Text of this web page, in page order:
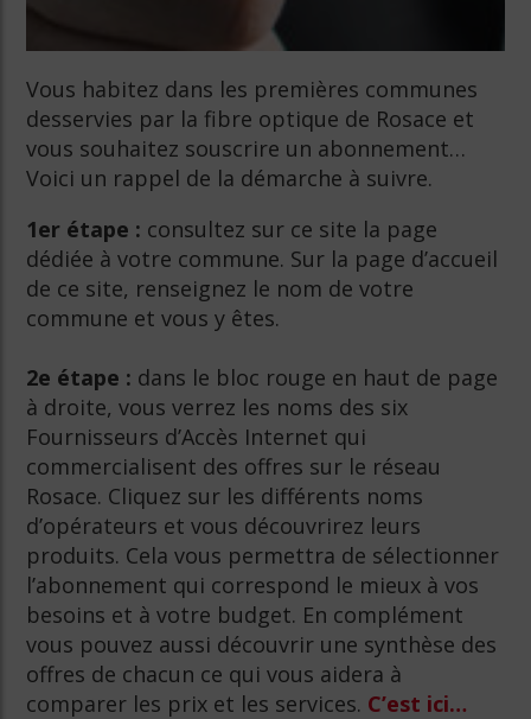
Vous habitez dans les premières communes
desservies par la fibre optique de Rosace et
vous souhaitez souscrire un abonnement…
Voici un rappel de la démarche à suivre.
1er étape : consultez sur ce site la page
dédiée à votre commune. Sur la page d’accueil
de ce site, renseignez le nom de votre
commune et vous y êtes.
2e étape : dans le bloc rouge en haut de page
à droite, vous verrez les noms des six
Fournisseurs d’Accès Internet qui
commercialisent des offres sur le réseau
Rosace. Cliquez sur les différents noms
d’opérateurs et vous découvrirez leurs
produits. Cela vous permettra de sélectionner
l’abonnement qui correspond le mieux à vos
besoins et à votre budget. En complément
vous pouvez aussi découvrir une synthèse des
offres de chacun ce qui vous aidera à
comparer les prix et les services. C’est ici…